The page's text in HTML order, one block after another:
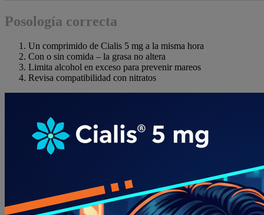
Posología correcta
Un comprimido de Cialis 5 mg a la misma hora
Con o sin comida – la grasa no altera
Limita alcohol en exceso para prevenir mareos
Revisa compatibilidad con nitratos